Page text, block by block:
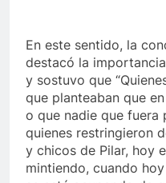
En este sentido, la
destacó la
y sostuvo que
que planteaban que
o que nadie que fuera
quienes restringieron
y chicos de Pilar, hoy
mintiendo, cuando